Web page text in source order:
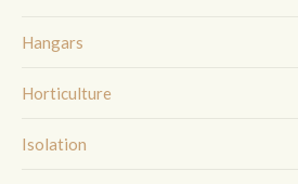
Hangars
Horticulture
Isolation